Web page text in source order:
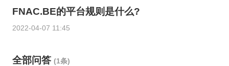
FNAC.BE的平台规则是什么?
2022-04-07 11:45
全部问答 (1条)